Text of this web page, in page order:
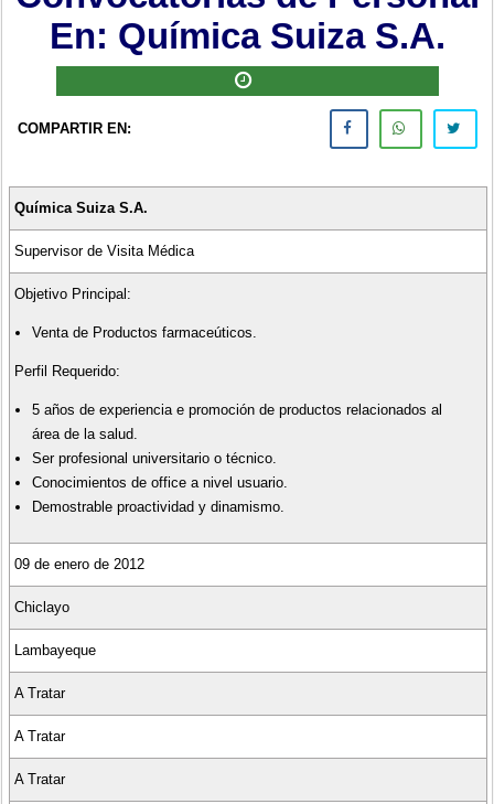
En: Química Suiza S.A.
COMPARTIR EN:
Química Suiza S.A.
Supervisor de Visita Médica
Objetivo Principal:
Venta de Productos farmaceúticos.
Perfil Requerido:
5 años de experiencia e promoción de productos relacionados al
área de la salud.
Ser profesional universitario o técnico.
Conocimientos de office a nivel usuario.
Demostrable proactividad y dinamismo.
09 de enero de 2012
Chiclayo
Lambayeque
A Tratar
A Tratar
A Tratar